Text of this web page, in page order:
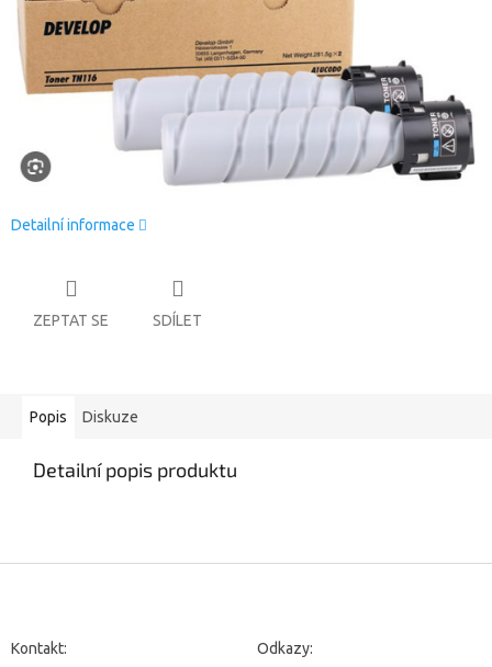
Detailní informace
ZEPTAT SE SDÍLET
Popis Diskuze
Detailní popis produktu
Kontakt: Odkazy: